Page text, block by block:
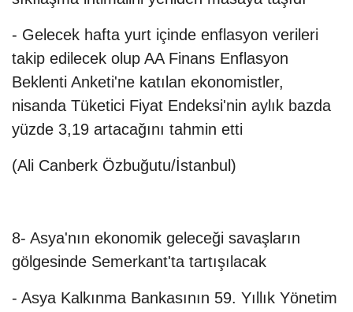
- Gelecek hafta yurt içinde enflasyon verileri
takip edilecek olup AA Finans Enflasyon
Beklenti Anketi'ne katılan ekonomistler,
nisanda Tüketici Fiyat Endeksi'nin aylık bazda
yüzde 3,19 artacağını tahmin etti
(Ali Canberk Özbuğutu/İstanbul)
8- Asya'nın ekonomik geleceği savaşların
gölgesinde Semerkant'ta tartışılacak
- Asya Kalkınma Bankasının 59. Yıllık Yönetim